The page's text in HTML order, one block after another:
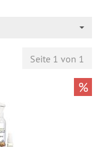
Seite 1 von 1
%